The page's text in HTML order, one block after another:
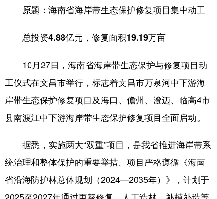
原题：海南省海岸带生态保护修复项目集中动工
总投资4.88亿元，修复面积19.19万亩
10月27日，海南省海岸带生态保护与修复项目动
工仪式在文昌市举行，标志着文昌市万泉河中下游海
岸带生态保护修复项目及海口、儋州、澄迈、临高4市
县南渡江中下游海岸带生态保护修复项目全面启动。
据悉，实施两大“双重”项目，是我省推进海岸带系
统治理和整体保护的重要举措。项目严格遵循《海南
省沿海防护林总体规划（2024—2035年）》，计划于